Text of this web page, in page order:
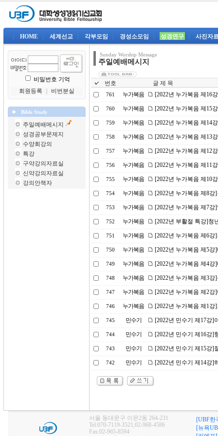
HOME 세계선교 각부모임 경성소모임 성경연구 사진자
비밀번호 기억
회원등록
비번분실
Bible Study
주일예배메시지
성경공부문제지
수양회강의
특강
구약강의자료실
신약강의자료실
강의안책자
Sunday Worship Message
주일예배메시지
번호 글 제 목
761 누가복음 [2022년 누가복음 제16
760 누가복음 [2022년 누가복음 제15
759 누가복음 [2022년 누가복음 제14
758 누가복음 [2022년 누가복음 제13
757 누가복음 [2022년 누가복음 제12
756 누가복음 [2022년 누가복음 제11
755 누가복음 [2022년 누가복음 제10
754 누가복음 [2022년 누가복음 제8
753 누가복음 [2022년 누가복음 제7
752 누가복음 [2022년 부활절 특강]청
751 누가복음 [2022년 누가복음 제6
750 누가복음 [2022년 누가복음 제5
749 누가복음 [2022년 누가복음 제4
748 누가복음 [2022년 누가복음 제3
747 누가복음 [2022년 누가복음 제2
746 누가복음 [2022년 누가복음 제1
745 민수기 [2022년 민수기 제17강]
744 민수기 [2022년 민수기 제16강]
743 민수기 [2022년 민수기 제15강]
742 민수기 [2022년 민수기 제14강]
서울 동대문구 이문2동 264-231
Tel:070-7119-3521,02-968-4586
Fax:02-965-8594
[UBF한
[뉴욕